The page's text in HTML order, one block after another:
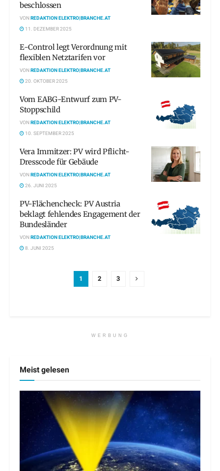
beschlossen
VONREDAKTION ELEKTRO|BRANCHE.AT
11. DEZEMBER 2025
E-Control legt Verordnung mit
flexiblen Netztarifen vor
VONREDAKTION ELEKTRO|BRANCHE.AT
20. OKTOBER 2025
Vom EABG-Entwurf zum PV-
Stoppschild
VONREDAKTION ELEKTRO|BRANCHE.AT
10. SEPTEMBER 2025
Vera Immitzer: PV wird Pflicht-
Dresscode für Gebäude
VONREDAKTION ELEKTRO|BRANCHE.AT
26. JUNI 2025
PV-Flächencheck: PV Austria
beklagt fehlendes Engagement der
Bundesländer
VONREDAKTION ELEKTRO|BRANCHE.AT
8. JUNI 2025
1 2 3
WERBUNG
Meist gelesen